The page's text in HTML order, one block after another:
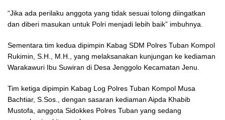
“Jika ada perilaku anggota yang tidak sesuai tolong diingatkan
dan diberi masukan untuk Polri menjadi lebih baik” imbuhnya.
Sementara tim kedua dipimpin Kabag SDM Polres Tuban Kompol
Rukimin, S.H., M.H., yang melaksanakan kunjungan ke kediaman
Warakawuri Ibu Suwiran di Desa Jenggolo Kecamatan Jenu.
Tim ketiga dipimpin Kabag Log Polres Tuban Kompol Musa
Bachtiar, S.Sos., dengan sasaran kediaman Aipda Khabib
Mustofa, anggota Sidokkes Polres Tuban yang sedang